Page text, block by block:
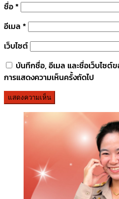
ชื่อ*
อีเมล *
เว็บไซต์
บันทึกชื่อ, อีเมล และชื่อเว็บไซต์
การแสดงความเห็นครั้งถัดไป